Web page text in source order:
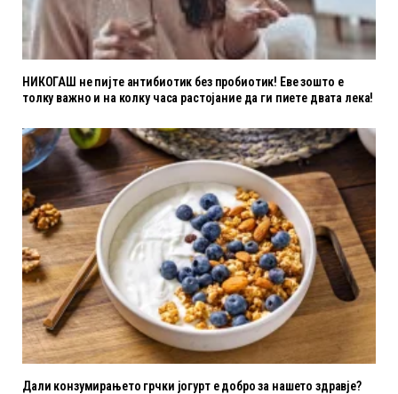
НИКОГАШ не пијте антибиотик без пробиотик! Еве зошто е
толку важно и на колку часа растојание да ги пиете двата лека!
Дали конзумирањето грчки јогурт е добро за нашето здравје?